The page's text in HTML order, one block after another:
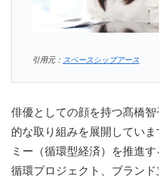
引用元： スペースシップアース
俳優としての顔を持つ髙橋
的な取り組みを展開してい
ミー（循環型経済）を推進
循環プロジェクト、ブラン